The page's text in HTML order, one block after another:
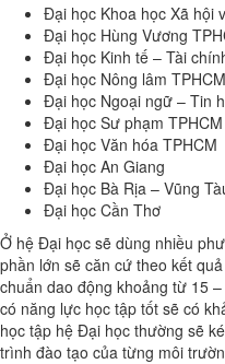
Đại học Khoa học Xã hội
Đại học Hùng Vương
Đại học Kinh tế – Tài
Đại học Nông lâm TPHCM
Đại học Ngoại ngữ – Tin
Đại học Sư phạm TPHCM
Đại học Văn hóa TPHCM
Đại học An Giang
Đại học Bà Rịa – Vũng
Đại học Cần Thơ
Ở hệ Đại học sẽ dùng nhiều
phần lớn sẽ căn cứ theo kết
chuẩn dao động khoảng từ 15
có năng lực học tập tốt sẽ có
học tập hệ Đại học thường sẽ
trình đào tạo của từng môi